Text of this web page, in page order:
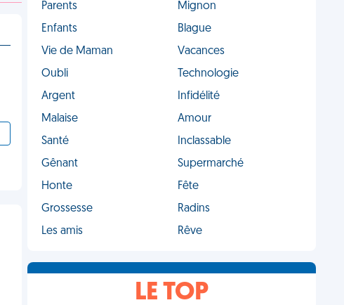
Parents
Mignon
Enfants
Blague
Vie de Maman
Vacances
Oubli
Technologie
Argent
Infidélité
Malaise
Amour
Santé
Inclassable
Gênant
Supermarché
Honte
Fête
Grossesse
Radins
Les amis
Rêve
LE TOP